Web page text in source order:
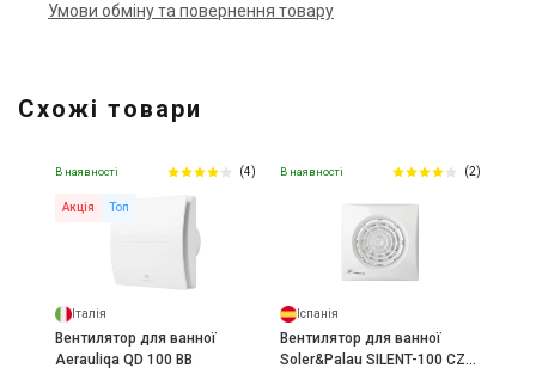
Умови обміну та повернення товару
Схожі товари
В наявності (4)
Акція Топ
Італія
Вентилятор для ванної
Aerauliqa QD 100 BB
В наявності (2)
Іспанія
Вентилятор для ванної
Soler&Palau SILENT-100 CZ